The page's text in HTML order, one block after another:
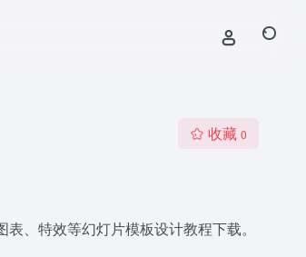
收藏 0
、特效等幻灯片模板设计教程下载。